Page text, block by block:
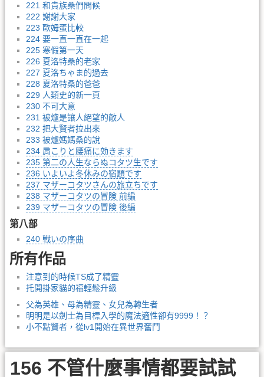
221 和貴族桑們問候
222 謝謝大家
223 歐姆蛋比較
224 要一直一直在一起
225 寒假第一天
226 夏洛特桑的老家
227 夏洛ちゃま的過去
228 夏洛特桑的爸爸
229 人類史的新一頁
230 不可大意
231 被爐是讓人絕望的敵人
232 把大賢者拉出來
233 被爐媽媽桑的說
234 肩こりと腰痛に効きます
235 第二の人生ならぬコタツ生です
236 いよいよ冬休みの宿題です
237 マザーコタツさんの旅立ちです
238 マザーコタツの冒険 前編
239 マザーコタツの冒険 後編
第八部
240 戦いの序曲
所有作品
注意到的時候TS成了精靈
托開掛家貓的福輕鬆升級
父為英雄、母為精靈、女兒為轉生者
明明是以劍士為目標入學的魔法適性卻有9999！？
小不點賢者，從lv1開始在異世界奮鬥
156 不管什麼事情都要試試